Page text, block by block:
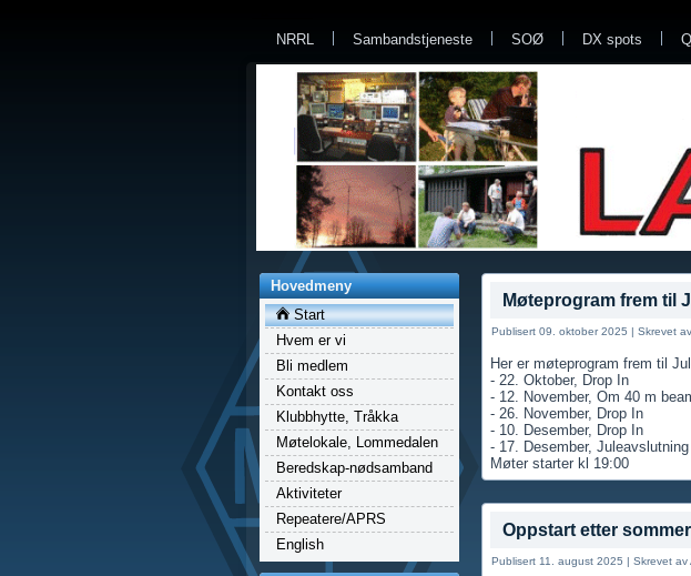
NRRL
Sambandstjeneste SOØ DX spots
Hovedmeny
Start
Hvem er vi
Bli medlem
Kontakt oss
Klubbhytte, Tråkka
Møtelokale, Lommedalen
Beredskap-nødsamband
Aktiviteter
Repeatere/APRS
English
Møteprogram frem til
Publisert 09. oktober 2025 | Skrevet
Her er møteprogram frem til
- 22. Oktober, Drop In
- 12. November, Om 40 m
- 26. November, Drop In
- 10. Desember, Drop In
- 17. Desember, Juleavslutning
Møter starter kl 19:00
Oppstart etter sommer
Publisert 11. august 2025 | Skrevet av